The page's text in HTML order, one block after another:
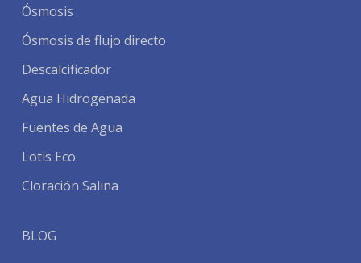
Ósmosis
Ósmosis de flujo directo
Descalcificador
Agua Hidrogenada
Fuentes de Agua
Lotis Eco
Cloración Salina
BLOG